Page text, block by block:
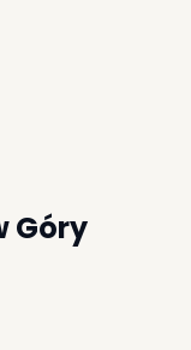
Góry